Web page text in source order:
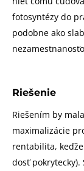
fotosyntézy do
podobne ako
Riešenie
Riešením by
maximalizácie
rentabilita,
dosť pokrytecky).